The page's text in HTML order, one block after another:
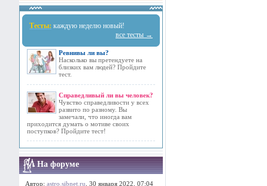
Тесты: каждую неделю новый!
все тесты →
Ревнивы ли вы?
Насколько вы претендуете на
близких вам людей? Пройдите
тест.
Справедливый ли вы человек?
Чувство справедливости у всех
развито по разному. Вы
замечали, что иногда вам
приходится думать о мотиве своих
поступков? Пройдите тест!
На форуме
Автор: astro.sibnet.ru , 30 января 2022, 07:04